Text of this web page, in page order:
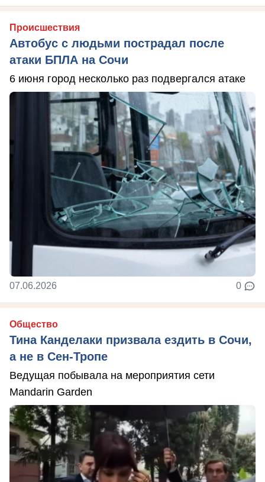
Происшествия
Автобус с людьми пострадал после
атаки БПЛА на Сочи
6 июня город несколько раз подвергался атаке
07.06.2026 0
Общество
Тина Канделаки призвала ездить в Сочи,
а не в Сен-Тропе
Ведущая побывала на мероприятия сети
Mandarin Garden